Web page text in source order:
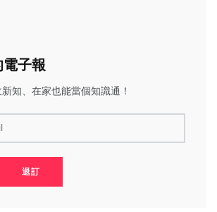
子報
知、在家也能當個知識通！
退訂